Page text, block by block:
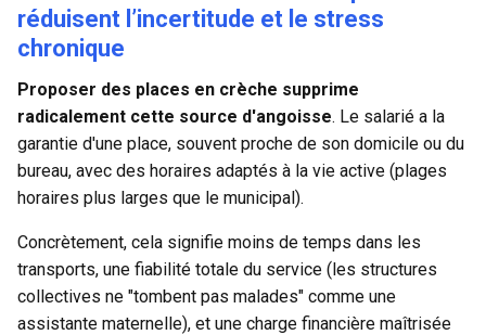
réduisent l’incertitude et le stress
chronique
Proposer des places en crèche supprime
radicalement cette source d'angoisse. Le salarié a la
garantie d'une place, souvent proche de son domicile ou du
bureau, avec des horaires adaptés à la vie active (plages
horaires plus larges que le municipal).
Concrètement, cela signifie moins de temps dans les
transports, une fiabilité totale du service (les structures
collectives ne "tombent pas malades" comme une
assistante maternelle), et une charge financière maîtrisée